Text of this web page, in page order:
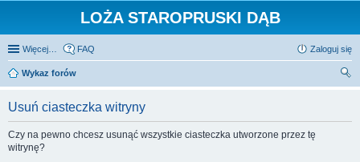
LOŻA STAROPRUSKI DĄB
Więcej… FAQ Zaloguj się
Wykaz forów
Usuń ciasteczka witryny
Czy na pewno chcesz usunąć wszystkie ciasteczka utworzone przez tę
witrynę?